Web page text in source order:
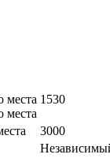
места
места
1530
3000